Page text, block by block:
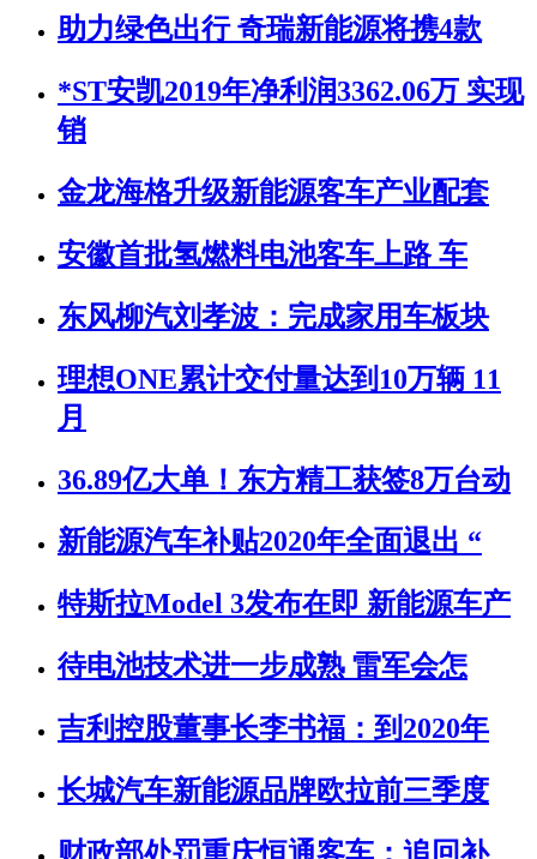
助力绿色出行 奇瑞新能源将携4款
*ST安凯2019年净利润3362.06万 实现
销
金龙海格升级新能源客车产业配套
安徽首批氢燃料电池客车上路 车
东风柳汽刘孝波：完成家用车板块
理想ONE累计交付量达到10万辆 11
月
36.89亿大单！东方精工获签8万台动
新能源汽车补贴2020年全面退出 “
特斯拉Model 3发布在即 新能源车产
待电池技术进一步成熟 雷军会怎
吉利控股董事长李书福：到2020年
长城汽车新能源品牌欧拉前三季度